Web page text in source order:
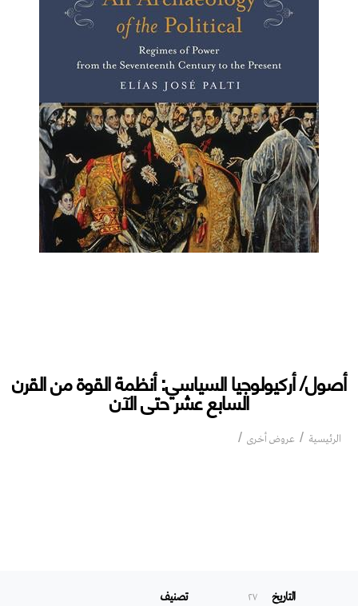
أصول/ أركيولوجيا السياسي: أنظمة القوة من القرن
السابع عشر حتى الآن
الرئيسية عروض أخرى
التاريخ
۲۷
تصنيف